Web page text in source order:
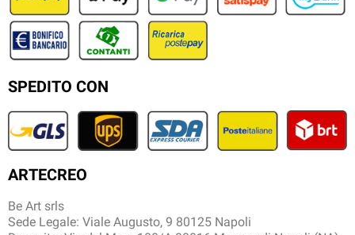
SPEDITO CON
ARTECREO
Be Art srls
Sede Legale: Viale Augusto, 9 80125 Napoli